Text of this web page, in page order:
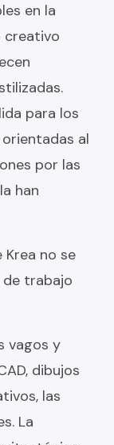
en la
creativo
para los
al
por las
han
no se
trabajo
vagos y
dibujos
las
La